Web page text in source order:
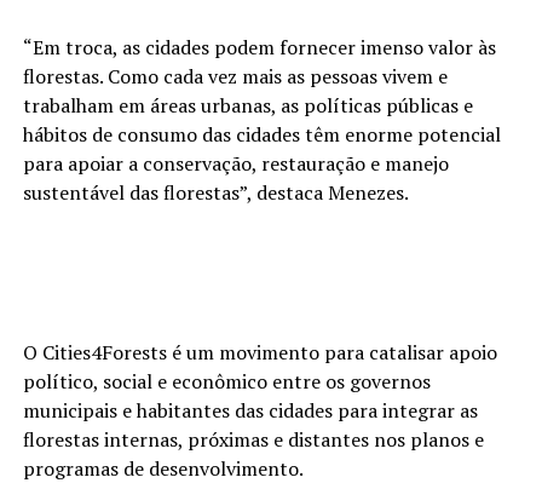
“Em troca, as cidades podem fornecer imenso valor às
florestas. Como cada vez mais as pessoas vivem e
trabalham em áreas urbanas, as políticas públicas e
hábitos de consumo das cidades têm enorme potencial
para apoiar a conservação, restauração e manejo
sustentável das florestas”, destaca Menezes.
O Cities4Forests é um movimento para catalisar apoio
político, social e econômico entre os governos
municipais e habitantes das cidades para integrar as
florestas internas, próximas e distantes nos planos e
programas de desenvolvimento.